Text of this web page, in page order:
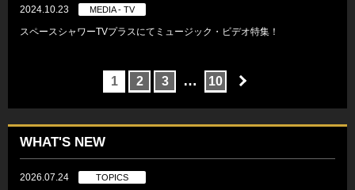
2024.10.23 MEDIA - TV
スペースシャワーTVプラスにてミュージック・ビデオ特集！
1 2 3 … 10
WHAT'S NEW
2026.07.24 TOPICS